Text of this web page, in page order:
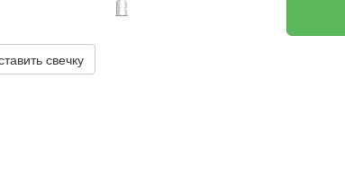
свечку